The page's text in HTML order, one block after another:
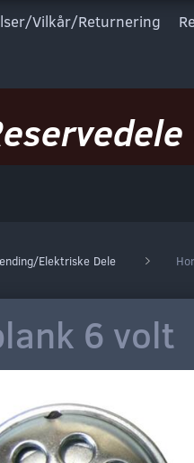
Vilkår/Returnering
Elektriske Dele
6 volt